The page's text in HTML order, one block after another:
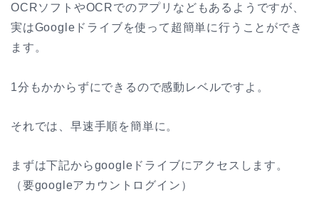
OCRソフトやOCRでのアプリなどもあるようですが、
実はGoogleドライブを使って超簡単に行うことができ
ます。
1分もかからずにできるので感動レベルですよ。
それでは、早速手順を簡単に。
まずは下記からgoogleドライブにアクセスします。
（要googleアカウントログイン）